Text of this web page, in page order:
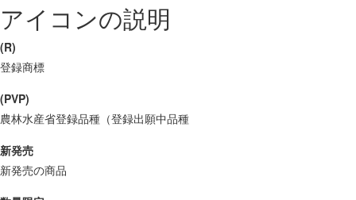
アイコンの説明
(R)
登録商標
(PVP)
農林水産省登録品種（登録出願中品種
新発売
新発売の商品